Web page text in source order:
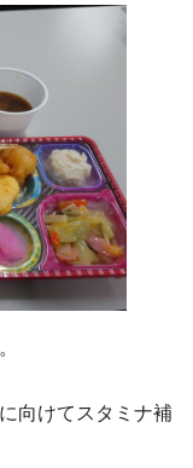
向けてスタミナ補